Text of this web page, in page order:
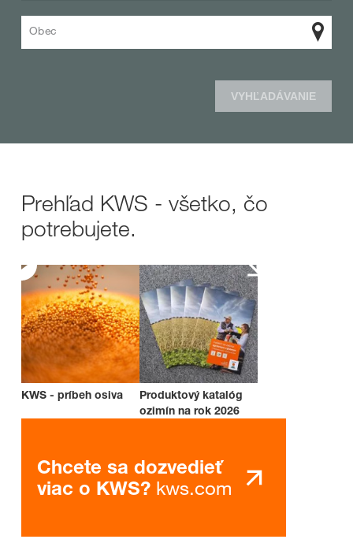
Obec
VYHĽADÁVANIE
Prehľad KWS - všetko, čo
potrebujete.
KWS - príbeh osiva
Produktový katalóg
ozimín na rok 2026
Chcete sa dozvedieť
viac o KWS? kws.com